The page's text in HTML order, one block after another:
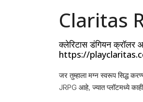
Claritas
क्लेरिटास डंगियन क्रॉलर
https://
जर तुम्हाला मग्न स्वरूप सिद्ध
JRPG आहे, ज्यात प्लॉटमध्ये